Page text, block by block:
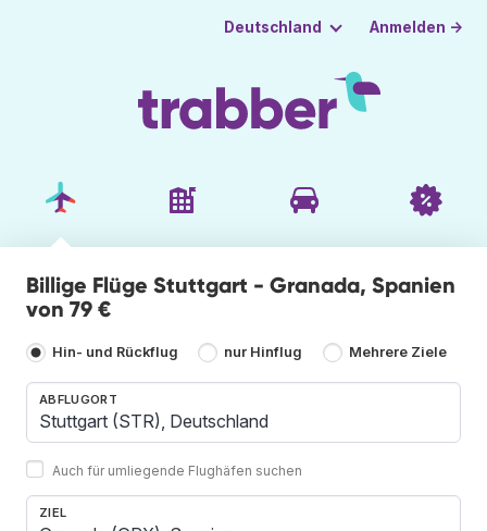
Deutschland Anmelden →
Billige Flüge Stuttgart - Granada, Spanien
von 79 €
Hin- und Rückflug nur Hinflug Mehrere Ziele
ABFLUGORT
Auch für umliegende Flughäfen suchen
ZIEL